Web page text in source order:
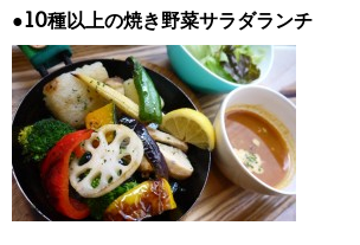
●10種以上の焼き野菜サラダランチ